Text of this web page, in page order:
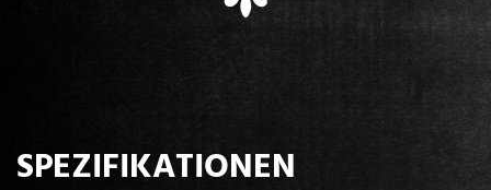
SPEZIFIKATIONEN